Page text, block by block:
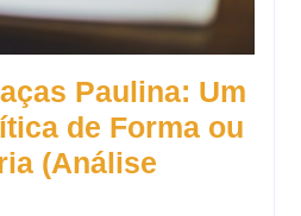
Paulina: Um
de Forma ou
(Análise